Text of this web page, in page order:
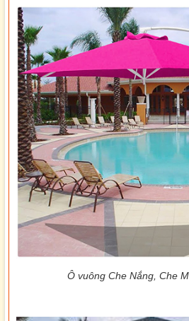
Ô vuông Che Nắng, Che